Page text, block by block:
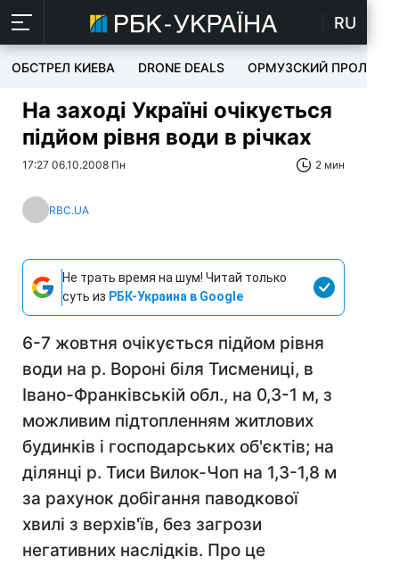
RU
ОБСТРЕЛ КИЕВА DRONE DEALS ОРМУЗСКИЙ ПРОЛИВ
На заході Україні очікується
підйом рівня води в річках
17:27 06.10.2008 Пн 2 мин
RBC.UA
Не трать время на шум! Читай только
суть из РБК-Украина в Google
6-7 жовтня очікується підйом рівня
води на р. Вороні біля Тисмениці, в
Івано-Франківській обл., на 0,3-1 м, з
можливим підтопленням житлових
будинків і господарських об'єктів; на
ділянці р. Тиси Вилок-Чоп на 1,3-1,8 м
за рахунок добігання паводкової
хвилі з верхів'їв, без загрози
негативних наслідків. Про це